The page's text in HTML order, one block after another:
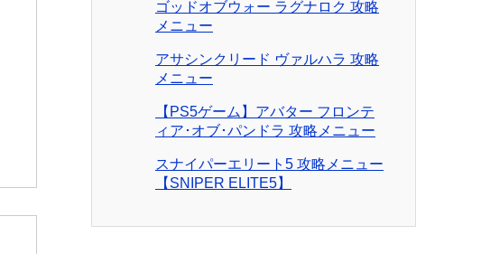
ゴッドオブウォー ラグナロク 攻略
メニュー
アサシンクリード ヴァルハラ 攻略
メニュー
【PS5ゲーム】アバター フロンテ
ィア･オブ･パンドラ 攻略メニュー
スナイパーエリート5 攻略メニュー
【SNIPER ELITE5】